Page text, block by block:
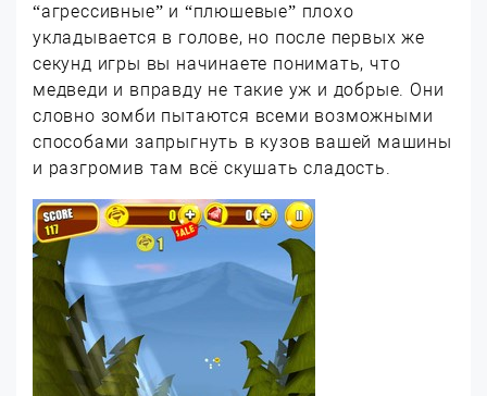
“агрессивные” и “плюшевые” плохо
укладывается в голове, но после первых же
секунд игры вы начинаете понимать, что
медведи и вправду не такие уж и добрые. Они
словно зомби пытаются всеми возможными
способами запрыгнуть в кузов вашей машины
и разгромив там всё скушать сладость.